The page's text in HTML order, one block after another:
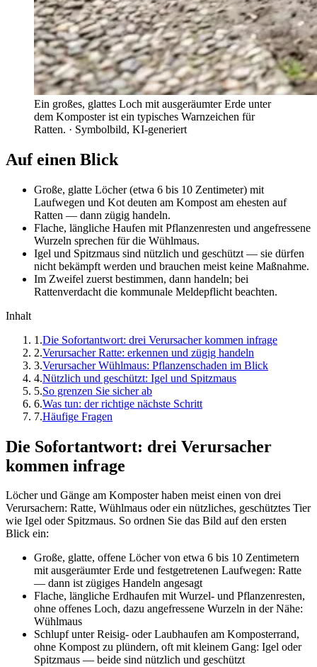
Ein großes, glattes Loch mit ausgeräumter Erde unter
dem Komposter ist ein typisches Warnzeichen für
Ratten. · Symbolbild, KI-generiert
Auf einen Blick
Große, glatte Löcher (etwa 6 bis 10 Zentimeter) mit
Laufwegen und Kot deuten am Kompost am ehesten auf
Ratten — dann zügig handeln.
Flache, längliche Haufen mit Pflanzenresten und angefressene
Wurzeln sprechen für die Wühlmaus.
Igel und Spitzmaus sind nützlich und geschützt — sie dürfen
nicht bekämpft werden und brauchen meist keine Maßnahme.
Im Zweifel zuerst bestimmen, dann handeln; bei
Rattenverdacht die kommunale Meldepflicht beachten.
Inhalt
1 .Die Sofortantwort: drei Verursacher kommen infrage
2.Verursacher Ratte: erkennen und zügig handeln
3.Verursacher Wühlmaus: Pflanzenschaden im Blick
4.Nützlich und geschützt: Igel und Spitzmaus
5.So grenzen Sie sicher ab
6.Was tun: der richtige nächste Schritt
7.Häufige Fragen
Die Sofortantwort: drei Verursacher
kommen infrage
Löcher und Gänge am Komposter haben meist einen von drei
Verursachern: Ratte, Wühlmaus oder ein nützliches, geschütztes Tier
wie Igel oder Spitzmaus. So ordnen Sie das Bild auf den ersten
Blick ein:
Große, glatte, offene Löcher von etwa 6 bis 10 Zentimetern
mit ausgeräumter Erde und festgetretenen Laufwegen: Ratte
— dann ist zügiges Handeln angesagt
Flache, längliche Erdhaufen mit Wurzel- und Pflanzenresten,
ohne offenes Loch, dazu angefressene Wurzeln in der Nähe:
Wühlmaus
Schlupf unter Reisig- oder Laubhaufen am Komposterrand,
ohne Kompost zu plündern, oft mit kleinem Gang: Igel oder
Spitzmaus — beide sind nützlich und geschützt